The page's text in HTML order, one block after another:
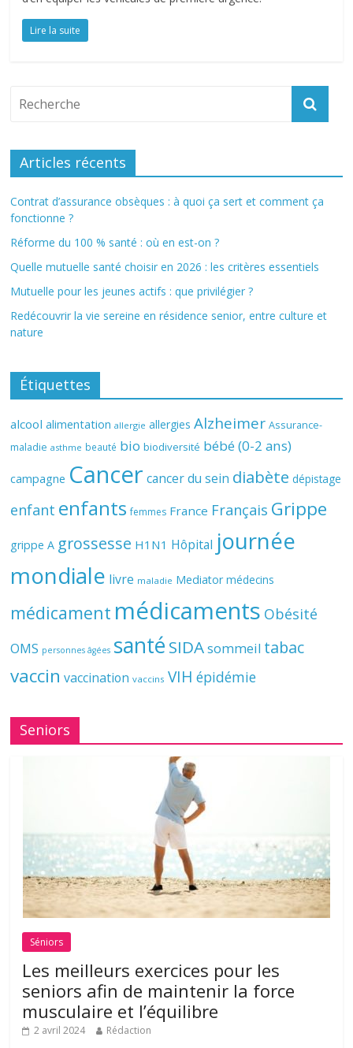
Lire la suite
Articles récents
Contrat d’assurance obsèques : à quoi ça sert et comment ça
fonctionne ?
Réforme du 100 % santé : où en est-on ?
Quelle mutuelle santé choisir en 2026 : les critères essentiels
Mutuelle pour les jeunes actifs : que privilégier ?
Redécouvrir la vie sereine en résidence senior, entre culture et
nature
Étiquettes
alcool alimentation allergie allergies Alzheimer Assurance-
maladie asthme beauté bio biodiversité bébé (0-2 ans)
campagne Cancer cancer du sein diabète dépistage
enfant enfants femmes France Français Grippe
grippe A grossesse H1N1 Hôpital journée
mondiale livre maladie Mediator médecins
médicament médicaments Obésité
OMS personnes âgées santé SIDAsommeil tabac
vaccin vaccination vaccins VIH épidémie
Seniors
Séniors
Les meilleurs exercices pour les
seniors afin de maintenir la force
musculaire et l’équilibre
2 avril 2024 Rédaction